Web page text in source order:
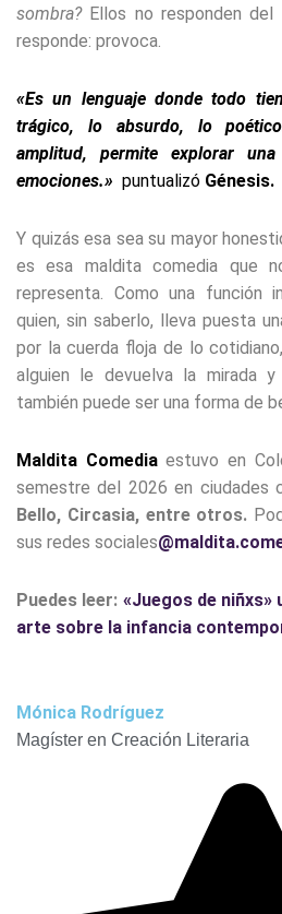
sombra?Ellos no responden
responde: provoca.
«Es un lenguaje donde todo
trágico, lo absurdo, lo
amplitud, permite explorar
emociones.» puntualizó Génesis.
Y quizás esa sea su mayor
es esa maldita comedia que
representa. Como una función
quien, sin saberlo, lleva puesta
por la cuerda floja de lo
alguien le devuelva la mirada
también puede ser una forma de
Maldita Comediaestuvo en
semestre del 2026 en ciudades
Bello, Circasia, entre otros.
sus redes sociales
Puedes leer: «Juegos de niñxs»
arte sobre la infancia
Mónica Rodríguez
Magíster en Creación Literaria